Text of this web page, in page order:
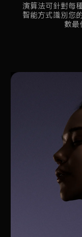
演算法可針對每
智能方式識別您
數最